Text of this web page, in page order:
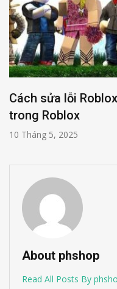
Cách sửa lỗi
trong Roblox
10 Tháng 5, 2025
About phshop
Read All Posts By